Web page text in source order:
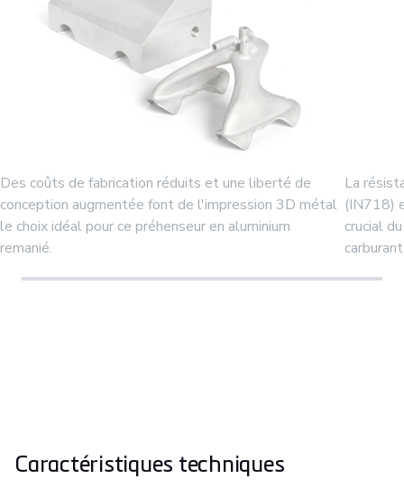
Des coûts de fabrication réduits et une liberté de
conception augmentée font de l'impression 3D métal
le choix idéal pour ce préhenseur en aluminium
remanié.
La
(IN718)
crucial
Caractéristiques techniques